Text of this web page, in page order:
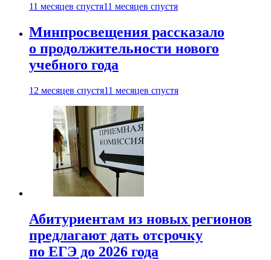
11 месяцев спустя11 месяцев спустя
Минпросвещения рассказало
о продолжительности нового
учебного года
12 месяцев спустя11 месяцев спустя
Абитуриентам из новых регионов
предлагают дать отсрочку
по ЕГЭ до 2026 года